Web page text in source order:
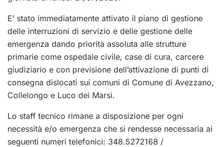
E’ stato immediatamente attivato il piano di gestione
delle interruzioni di servizio e delle gestione delle
emergenza dando priorità assoluta alle strutture
primarie come ospedale civile, case di cura, carcere
giudiziario e con previsione dell’attivazione di punti di
consegna dislocati sui comuni di Comune di Avezzano,
Collelongo e Luco dei Marsi.
Lo staff tecnico rimane a disposizione per ogni
necessità e/o emergenza che si rendesse necessaria ai
seguenti numeri telefonici: 348.5272168 /